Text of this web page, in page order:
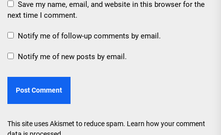
Save my name, email, and website in this browser for the
next time I comment.
Notify me of follow-up comments by email.
Notify me of new posts by email.
This site uses Akismet to reduce spam. Learn how your comment